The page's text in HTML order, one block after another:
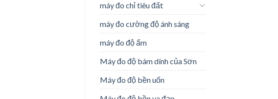
máy đo chỉ tiêu đất
máy đo cường độ ánh sáng
máy đo độ ẩm
Máy đo độ bám dính của Sơn
Máy đo độ bền uốn